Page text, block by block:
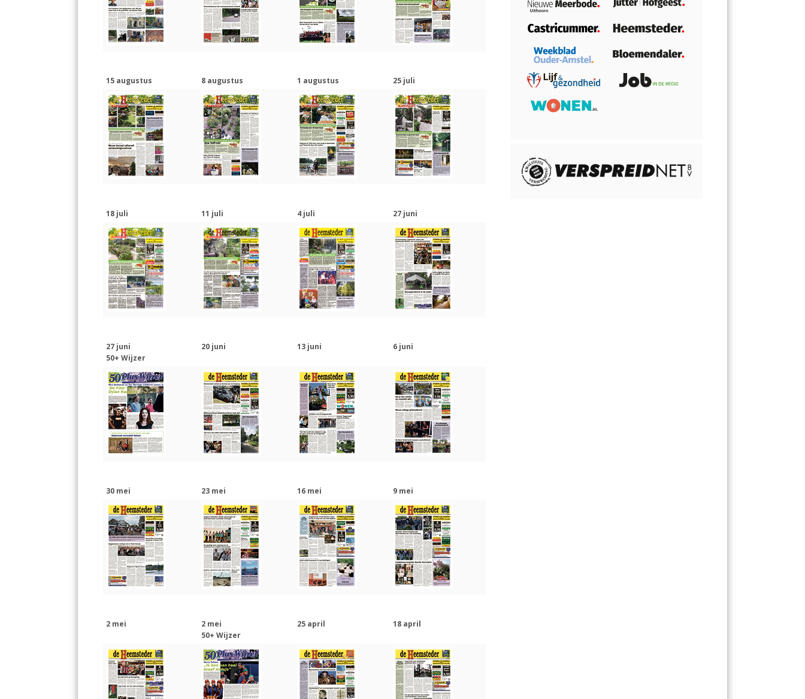
15 augustus 8 augustus 1 augustus 25 juli
18 juli 11 juli 4 juli 27 juni
27 juni
50+ Wijzer
20 juni 13 juni 6 juni
30 mei 23 mei 16 mei 9 mei
2 mei
2 mei
50+ Wijzer
25 april 18 april